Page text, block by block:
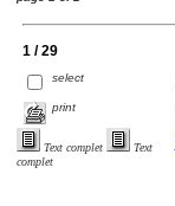
1 / 29
select
print
Text complet
Text
complet